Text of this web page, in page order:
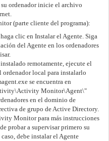
ordenador inicie el archivo
(parte cliente del programa):
clic en Instalar el Agente. Siga
del Agente en los ordenadores
remotamente, ejecute el
ordenador local para instalarlo
se encuentra en
Monitor\Agent\"
en el dominio de
de grupo de Active Directory.
Monitor para más instrucciones
probar a supervisar primero su
debe instalar el Agente